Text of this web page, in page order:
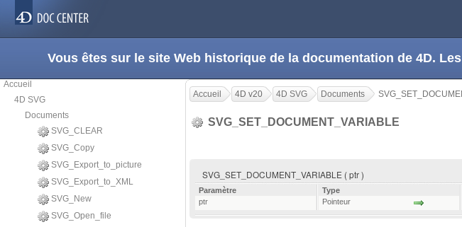
Vous êtes sur le site Web historique de la documentation de 4D.
Accueil
4D SVG
Documents
SVG_CLEAR
SVG_Copy
SVG_Export_to_picture
SVG_Export_to_XML
SVG_New
SVG_Open_file
Accueil 4D v20 4D SVG Documents
SVG_SET_DOCUMENT_VARIABLE
SVG_SET_DOCUMENT_VARIABLE ( ptr )
Paramètre Type
ptr
Pointeur